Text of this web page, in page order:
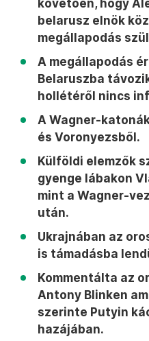
követően, hogy
belarusz elnök
megállapodás
A megállapodás
Belaruszba
hollétéről nincs
A Wagner-
és Voronyezsből.
Külföldi elemzők
gyenge lábakon
mint a Wagner-
után.
Ukrajnában az
is támadásba
Kommentálta az
Antony Blinken
szerinte Putyin
hazájában.